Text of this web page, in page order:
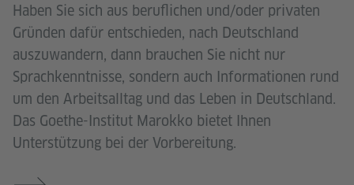
Haben Sie sich aus beruflichen und/oder privaten
Gründen dafür entschieden, nach Deutschland
auszuwandern, dann brauchen Sie nicht nur
Sprachkenntnisse, sondern auch Informationen rund
um den Arbeitsalltag und das Leben in Deutschland.
Das Goethe-Institut Marokko bietet Ihnen
Unterstützung bei der Vorbereitung.